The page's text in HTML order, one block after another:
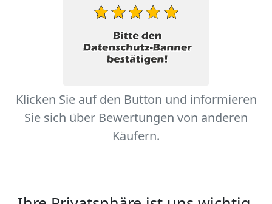
Klicken Sie auf den Button und informieren
Sie sich über Bewertungen von anderen
Käufern.